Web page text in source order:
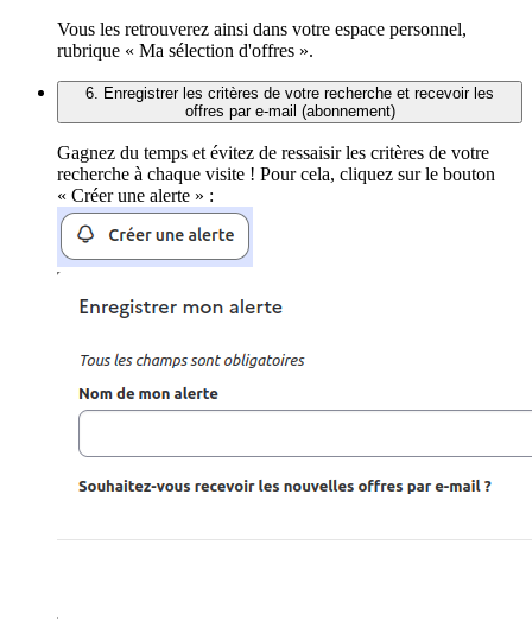
Vous les retrouverez ainsi dans votre espace personnel,
rubrique « Ma sélection d'offres ».
6. Enregistrer les critères de votre recherche et recevoir les
offres par e-mail (abonnement)
Gagnez du temps et évitez de ressaisir les critères de votre
recherche à chaque visite ! Pour cela, cliquez sur le bouton
« Créer une alerte » :